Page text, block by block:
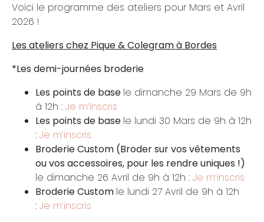
Voici le programme des ateliers pour Mars et Avril
2026 !
Les ateliers chez Pique & Colegram à Bordes
*Les demi-journées broderie
Les points de base le dimanche 29 Mars de 9h
à 12h : Je m’inscris
Les points de base le lundi 30 Mars de 9h à 12h
: Je m’inscris
Broderie Custom (Broder sur vos vêtements
ou vos accessoires, pour les rendre uniques !)
le dimanche 26 Avril de 9h à 12h : Je m’inscris
Broderie Custom le lundi 27 Avril de 9h à 12h
: Je m’inscris